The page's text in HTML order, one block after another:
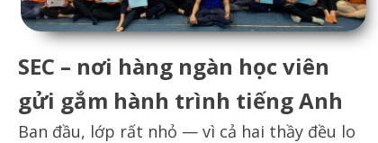
Ban đầu, lớp rất nhỏ — vì cả hai thầy đều lo
SEC – nơi hàng ngàn học viên
gửi gắm hành trình tiếng Anh